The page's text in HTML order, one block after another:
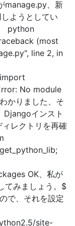
manage.py、新
ようとしてい
python
(most
line 2, in
No module
かりました、そ
Djangoインスト
レクトリを再確
OK、私が
てみましょう。$
で、それを設定
site-